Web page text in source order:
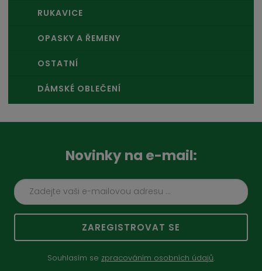
RUKAVICE
OPASKY A ŘEMENY
OSTATNÍ
DÁMSKÉ OBLEČENÍ
Novinky na e-mail:
ZAREGISTROVAT SE
Souhlasím se zpracováním osobních údajů.